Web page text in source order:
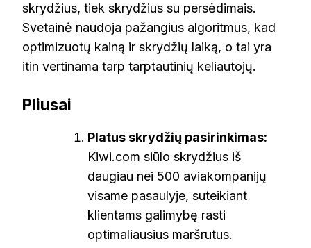
skrydžius, tiek skrydžius su persėdimais.
Svetainė naudoja pažangius algoritmus, kad
optimizuotų kainą ir skrydžių laiką, o tai yra
itin vertinama tarp tarptautinių keliautojų.
Pliusai
Platus skrydžių pasirinkimas:
Kiwi.com siūlo skrydžius iš
daugiau nei 500 aviakompanijų
visame pasaulyje, suteikiant
klientams galimybę rasti
optimaliausius maršrutus.